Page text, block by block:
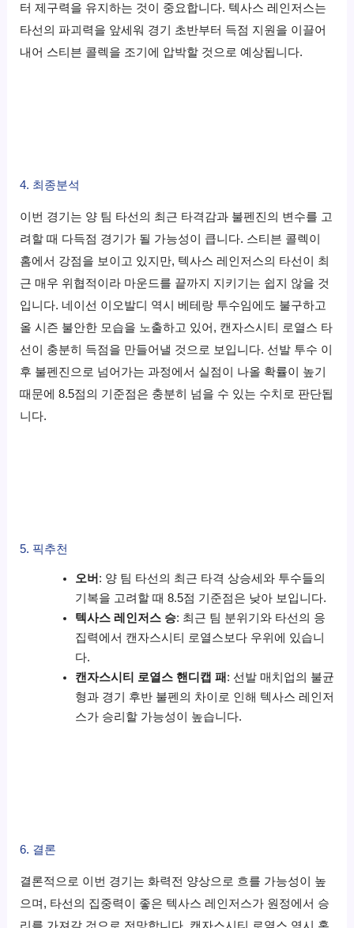
터 제구력을 유지하는 것이 중요합니다. 텍사스 레인저스는
타선의 파괴력을 앞세워 경기 초반부터 득점 지원을 이끌어
내어 스티븐 콜렉을 조기에 압박할 것으로 예상됩니다.
4. 최종분석
이번 경기는 양 팀 타선의 최근 타격감과 불펜진의 변수를 고
려할 때 다득점 경기가 될 가능성이 큽니다. 스티븐 콜렉이
홈에서 강점을 보이고 있지만, 텍사스 레인저스의 타선이 최
근 매우 위협적이라 마운드를 끝까지 지키기는 쉽지 않을 것
입니다. 네이선 이오발디 역시 베테랑 투수임에도 불구하고
올 시즌 불안한 모습을 노출하고 있어, 캔자스시티 로열스 타
선이 충분히 득점을 만들어낼 것으로 보입니다. 선발 투수 이
후 불펜진으로 넘어가는 과정에서 실점이 나올 확률이 높기
때문에 8.5점의 기준점은 충분히 넘을 수 있는 수치로 판단됩
니다.
5. 픽추천
오버 : 양 팀 타선의 최근 타격 상승세와 투수들의
기복을 고려할 때 8.5점 기준점은 낮아 보입니다.
텍사스 레인저스 승: 최근 팀 분위기와 타선의 응
집력에서 캔자스시티 로열스보다 우위에 있습니
다.
캔자스시티 로열스 핸디캡 패 : 선발 매치업의 불균
형과 경기 후반 불펜의 차이로 인해 텍사스 레인저
스가 승리할 가능성이 높습니다.
6. 결론
결론적으로 이번 경기는 화력전 양상으로 흐를 가능성이 높
으며, 타선의 집중력이 좋은 텍사스 레인저스가 원정에서 승